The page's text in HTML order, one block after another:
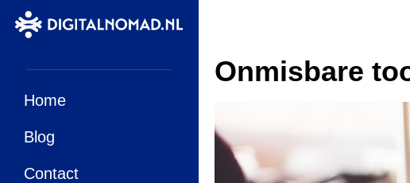
Home
Blog
Contact
Onmisbare